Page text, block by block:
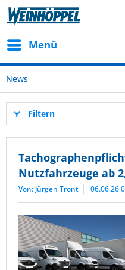
Menü
News
Filtern
Nutzfahrzeuge ab
Von: Jürgen Tront 06.06.26